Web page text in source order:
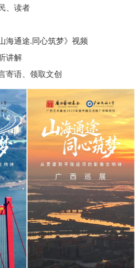
、读者
海通途.同心筑梦》视频
讲解
寄语、领取文创